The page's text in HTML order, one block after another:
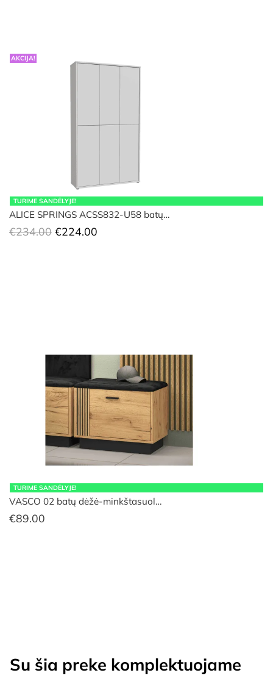
AKCIJA!
TURIME SANDĖLYJE!
ALICE SPRINGS ACSS832-U58 batų…
€234.00 Original
€224.00
TURIME SANDĖLYJE!
VASCO 02 batų dėžė-minkštasuol…
€89.00
Su šia preke komplektuojame